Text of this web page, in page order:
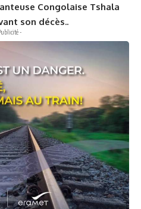
Congolaise Tshala
son décès..
-